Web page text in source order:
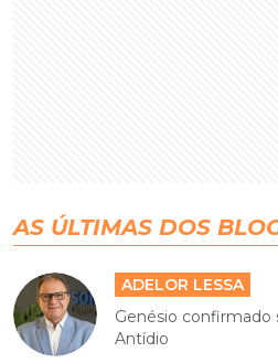
AS ÚLTIMAS DOS
ADELOR LESSA
Genésio confirmado
Antídio